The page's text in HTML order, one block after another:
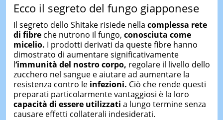
Ecco il segreto del fungo giapponese
Il segreto dello Shitake risiede nella complessa rete
di fibreche nutrono il fungo, conosciuta come
micelio. I prodotti derivati da queste fibre hanno
dimostrato di aumentare significativamente
l‘immunità del nostro corpo, regolare il livello dello
zucchero nel sangue e aiutare ad aumentare la
resistenza contro le infezioni. Ciò che rende questi
preparati particolarmente vantaggiosi è la loro
capacità di essere utilizzati a lungo termine senza
causare effetti collaterali indesiderati.